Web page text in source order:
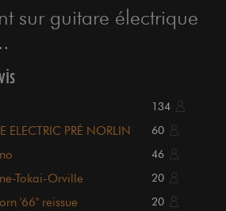
sur guitare électrique
134
ELECTRIC PRÉ NORLIN 60
46
Tokai-Orville 20
'66" reissue 20